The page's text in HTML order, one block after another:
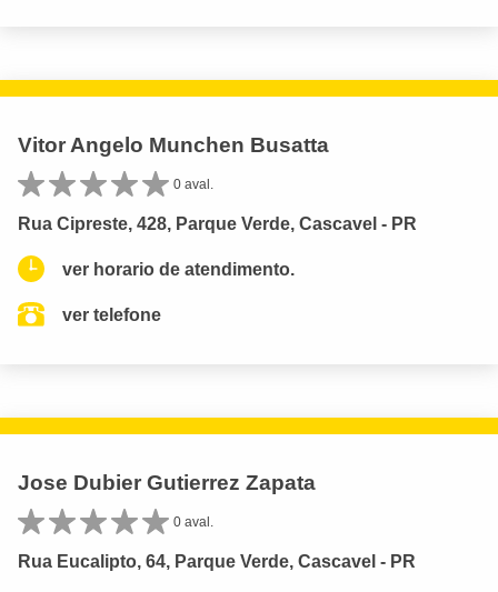
Vitor Angelo Munchen Busatta
0 aval.
Rua Cipreste, 428, Parque Verde, Cascavel - PR
ver horario de atendimento.
ver telefone
Jose Dubier Gutierrez Zapata
0 aval.
Rua Eucalipto, 64, Parque Verde, Cascavel - PR